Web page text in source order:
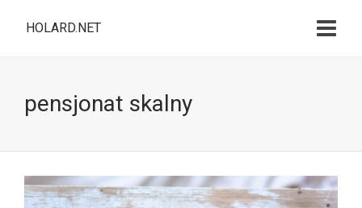
HOLARD.NET
pensjonat skalny